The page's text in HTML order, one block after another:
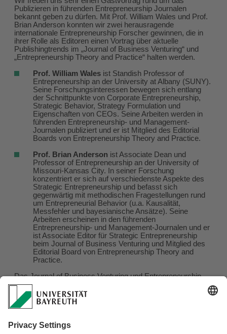
Publizieren in führenden Entrepreneurship Journalen
bekannt geben zu dürfen. Mit Prof. William Wales und Prof.
Brian Anderson konnten wir zwei herausragende
internationale Entrepreneurship Forscher gewinnen, die in
ihrer Rolle als Editoren einen Vortrag über aktuelle
Publishingtrends im „Journal of Business Venturing“ und
„Entrepreneurship Theory and Practice“ halten werden.
Prof. William Wales ist Standish Professor of
Entrepreneurship an der University at Albany (SUNY).
Seine Forschungsinteressen bewegen sich entlang
der Schnittpunkte von Corporate Entrepreneurship,
Strategic Behavior, Strategy Formulation und
Eigenschaften von CEOs. Seine Arbeiten werden in
führenden Entrepreneurship- und Management-
Journalen publiziert und er ist Mitglied des Editorial
Boards von Entrepreneurship Theory and Practice.
Prof. Brian Anderson ist Associate Dean und
Professor of Entrepreneurship an der University of
Missouri-Kansas City. In seiner Forschung
konzentriert er sich auf verschiedenste Aspekte des
Strategic Entrepreneurship und befasst sich
gegenwärtig mit methodischen Fragestellungen rund
um Entrepreneurial Behavior (u.a. Kausalität,
Messfehler und bayesianische Ansätze). Seine
Arbeiten erscheinen in den führenden
Entrepreneurship- und Management-Journalen und er
ist Associate Editor für Strategic Entrepreneurship
beim Journal of Business Venturing und Mitglied des
Editorial Board von Entrepreneurship Theory and
Practice.
Das Journal of Business Venturing und Entrepreneurship
Theory and Practice sind die beiden weltweit führenden
Fachzeitschriften im Bereich Entrepreneurship und belegen
ebenso unter allen relevanten Managementjournalen
Spitzenpositionen. Prof. Wales und Prof. Anderson werden
Publishingtrends und wie man in diesen Journalen